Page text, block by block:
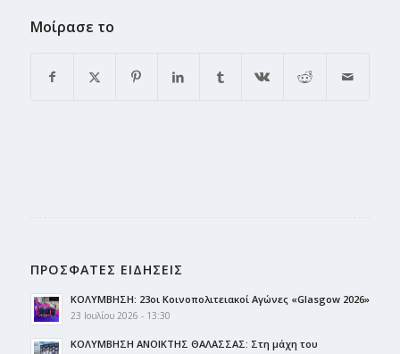
Μοίρασε το
ΠΡΟΣΦΑΤΕΣ ΕΙΔΗΣΕΙΣ
ΚΟΛΥΜΒΗΣΗ: 23οι Κοινοπολιτειακοί Αγώνες «Glasgow 2026»
23 Ιουλίου 2026 - 13:30
ΚΟΛΥΜΒΗΣΗ ΑΝΟΙΚΤΗΣ ΘΑΛΑΣΣΑΣ: Στη μάχη του